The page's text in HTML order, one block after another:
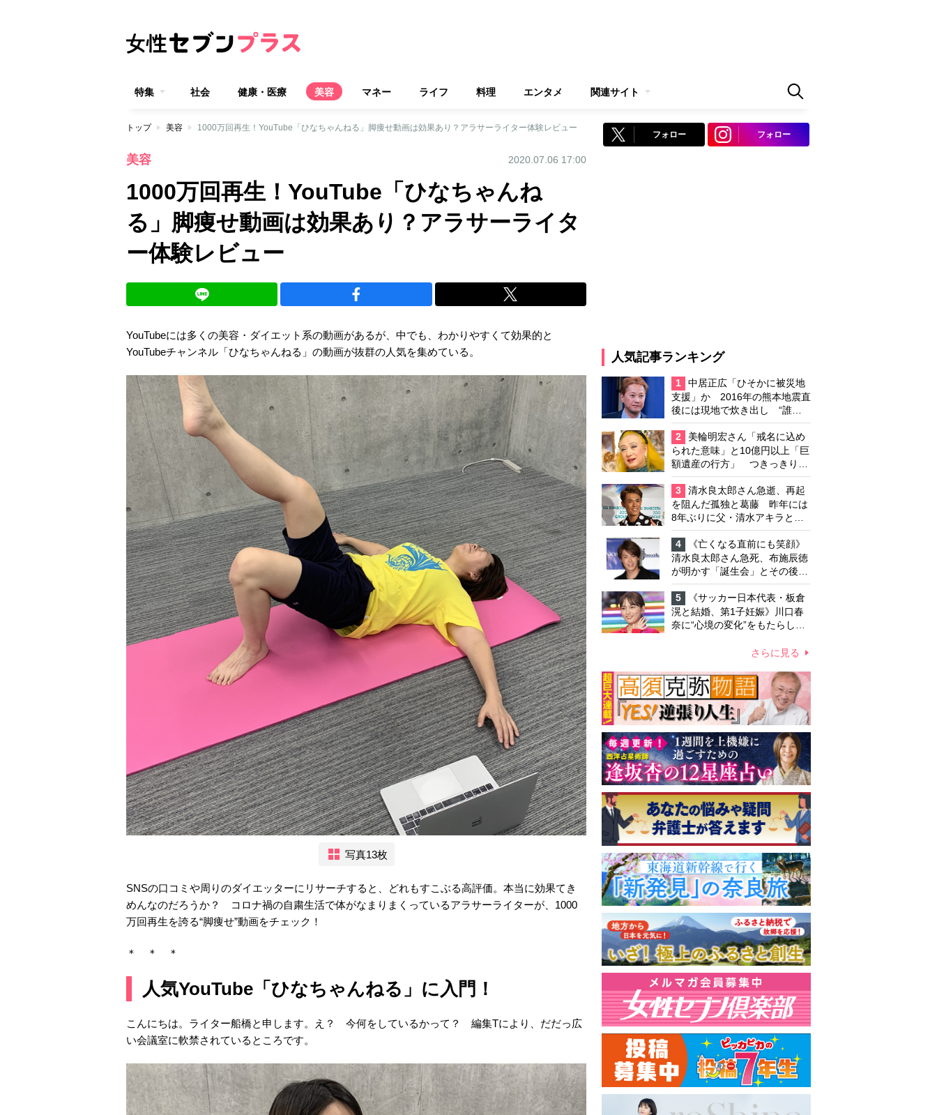
特集 社会 健康・医療 美容 マネー ライフ 料理 エンタメ 関連サイト
トップ 美容 1000万回再生！YouTube「ひなちゃんねる」脚痩せ動画は効果あり？アラサーライター体験レビュー
美容 2020.07.06 17:00
1000万回再生！YouTube「ひなちゃんね
る」脚痩せ動画は効果あり？アラサーライタ
ー体験レビュー
YouTubeには多くの美容・ダイエット系の動画があるが、中でも、わかりやすくて効果的と
YouTubeチャンネル「ひなちゃんねる」の動画が抜群の人気を集めている。
写真13枚
SNSの口コミや周りのダイエッターにリサーチすると、どれもすこぶる高評価。本当に効果てき
めんなのだろうか？ コロナ禍の自粛生活で体がなまりまくっているアラサーライターが、1000
万回再生を誇る“脚痩せ”動画をチェック！
＊ ＊ ＊
人気YouTube「ひなちゃんねる」に入門！
こんにちは。ライター船橋と申します。え？ 今何をしているかって？ 編集Tにより、だだっ広
い会議室に軟禁されているところです。
フォロー フォロー
人気記事ランキング
1
中居正広「ひそかに被災地
支援」か 2016年の熊本地震直
後には現地で炊き出し “誰に
も知られなくて良い”と、むし
ろ強まる福祉活動への思い
2
美輪明宏さん「戒名に込め
られた意味」と10億円以上「巨
額遺産の行方」 つきっきりで
私生活をサポートしていた元俳
優が相続か
3
清水良太郎さん急逝、再起
を阻んだ孤独と葛藤 昨年には
8年ぶりに父・清水アキラと共
演、本格的な活動再開に向かっ
ていたが…周囲が懸念していた
「不安定なところ」
4
《亡くなる直前にも笑顔》
清水良太郎さん急死、布施辰徳
が明かす「誕生会」とその後の
メッセージ
5
《サッカー日本代表・板倉
滉と結婚、第1子妊娠》川口春
奈に“心境の変化”をもたらした
って「がんに蝕まれる母」を演
さらに見る